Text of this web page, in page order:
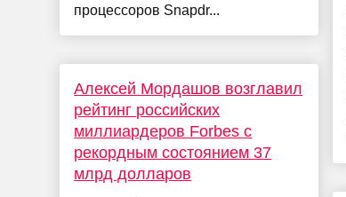
процессоров Snapdr...
Алексей Мордашов возглавил
рейтинг российских
миллиардеров Forbes с
рекордным состоянием 37
млрд долларов